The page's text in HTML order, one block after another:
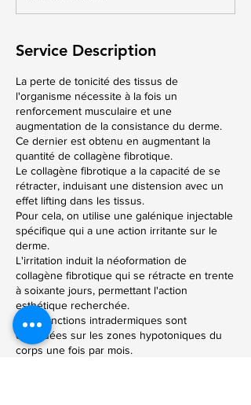
Service Description
La perte de tonicité des tissus de
l'organisme nécessite à la fois un
renforcement musculaire et une
augmentation de la consistance du derme.
Ce dernier est obtenu en augmentant la
quantité de collagène fibrotique.
Le collagène fibrotique a la capacité de se
rétracter, induisant une distension avec un
effet lifting dans les tissus.
Pour cela, on utilise une galénique injectable
spécifique qui a une action irritante sur le
derme.
L'irritation induit la néoformation de
collagène fibrotique qui se rétracte en trente
à soixante jours, permettant l'action
esthétique recherchée.
Des ponctions intradermiques sont
effectuées sur les zones hypotoniques du
corps une fois par mois.